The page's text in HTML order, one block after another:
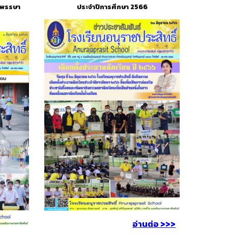
รรษา
ประจำปีการศึกษา 2566
อ่านต่อ >>>